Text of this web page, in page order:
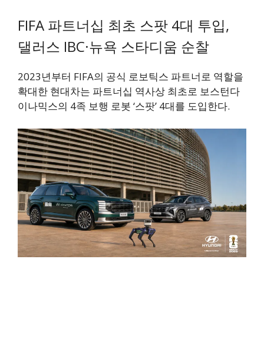
FIFA 파트너십 최초 스팟 4대 투입,
댈러스 IBC·뉴욕 스타디움 순찰
2023년부터 FIFA의 공식 로보틱스 파트너로 역할을
확대한 현대차는 파트너십 역사상 최초로 보스턴다
이나믹스의 4족 보행 로봇 ‘스팟’ 4대를 도입한다.